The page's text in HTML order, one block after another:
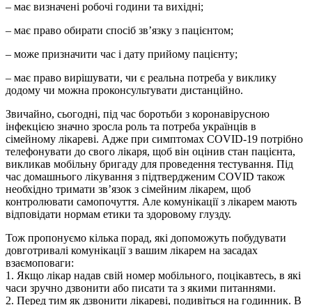
– має визначені робочі години та вихідні;
– має право обирати спосіб зв’язку з пацієнтом;
– може призначити час і дату прийому пацієнту;
– має право вирішувати, чи є реальна потреба у виклику
додому чи можна проконсультувати дистанційно.
Звичайно, сьогодні, під час боротьби з коронавірусною
інфекцією значно зросла роль та потреба українців в
сімейному лікареві. Адже при симптомах COVID-19 потрібно
телефонувати до свого лікаря, щоб він оцінив стан пацієнта,
викликав мобільну бригаду для проведення тестування. Під
час домашнього лікування з підтвердженим COVID також
необхідно тримати зв’язок з сімейним лікарем, щоб
контролювати самопочуття. Але комунікації з лікарем мають
відповідати нормам етики та здоровому глузду.
Тож пропонуємо кілька порад, які допоможуть побудувати
довготривалі комунікації з вашим лікарем на засадах
взаємоповаги:
1. Якщо лікар надав свій номер мобільного, поцікавтесь, в які
часи зручно дзвонити або писати та з якими питаннями.
2. Перед тим як дзвонити лікареві, подивіться на годинник. В